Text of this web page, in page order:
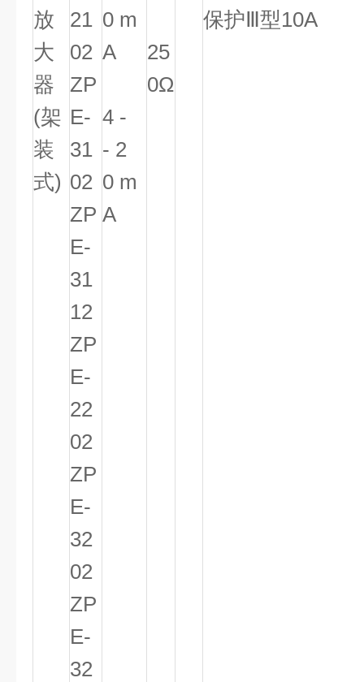
放
大
器
(架
装
式)
21
02
ZP
E-
31
02
ZP
E-
31
12
ZP
E-
22
02
ZP
E-
32
02
ZP
E-
32
0 m
A
4 -
- 2
0 m
A
25
0Ω
保护Ⅲ型10A